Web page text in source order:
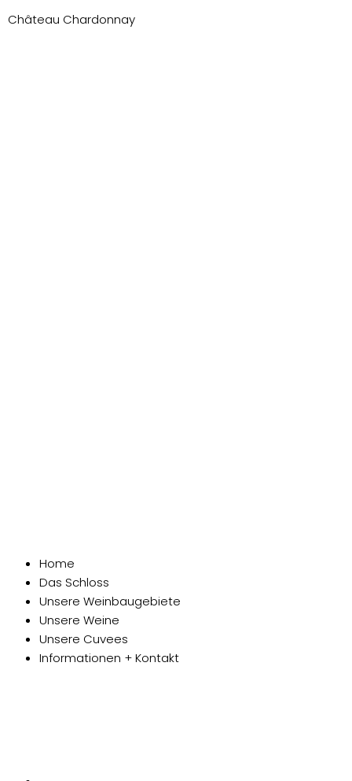
Château Chardonnay
Home
Das Schloss
Unsere Weinbaugebiete
Unsere Weine
Unsere Cuvees
Informationen + Kontakt